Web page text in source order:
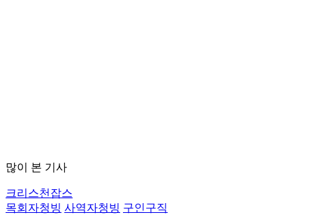
많이 본 기사
크리스천잡스
목회자청빙 사역자청빙 구인구직